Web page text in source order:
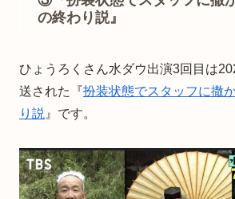
の終わり説』
ひょうろくさん水ダウ出演3回目は
送された『扮装状態でスタッフに撒
り説 』です。